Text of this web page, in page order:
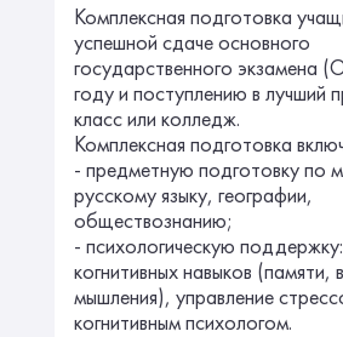
Комплексная подготовка
успешной сдаче основного
государственного экзамена
году и поступлению в лучший
класс или колледж.
Комплексная подготовка
- предметную подготовку по
русскому языку, географии,
обществознанию;
- психологическую
когнитивных навыков (памяти,
мышления), управление
когнитивным психологом.